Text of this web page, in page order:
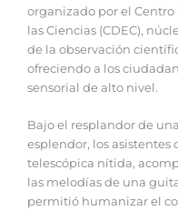
organizado por el
las Ciencias (CDEC),
de la observación
ofreciendo a los
sensorial de alto nivel.
Bajo el resplandor de
esplendor, los asistentes
telescópica nítida,
las melodías de una
permitió humanizar el